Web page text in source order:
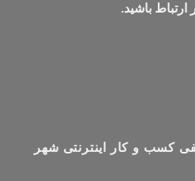
کسب و کار اینترنتی شهر